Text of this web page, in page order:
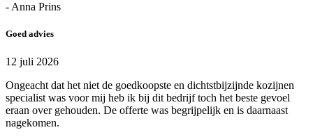
- Anna Prins
Goed advies
12 juli 2026
Ongeacht dat het niet de goedkoopste en dichtstbijzijnde kozijnen
specialist was voor mij heb ik bij dit bedrijf toch het beste gevoel
eraan over gehouden. De offerte was begrijpelijk en is daarnaast
nagekomen.